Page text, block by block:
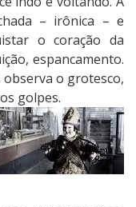
– irônica – e
o coração da
espancamento.
o grotesco,
golpes.